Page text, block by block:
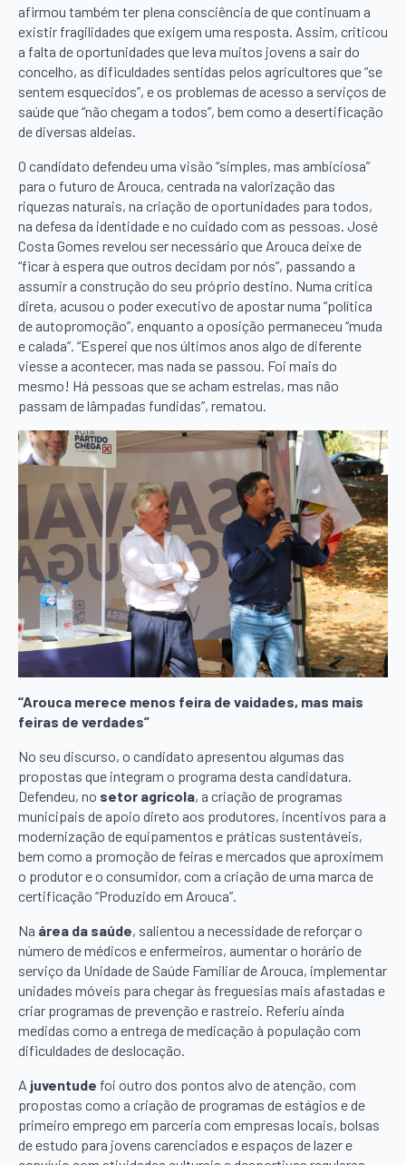
afirmou também ter plena consciência de que continuam a
existir fragilidades que exigem uma resposta. Assim, criticou
a falta de oportunidades que leva muitos jovens a sair do
concelho, as dificuldades sentidas pelos agricultores que “se
sentem esquecidos”, e os problemas de acesso a serviços de
saúde que “não chegam a todos”, bem como a desertificação
de diversas aldeias.
O candidato defendeu uma visão “simples, mas ambiciosa”
para o futuro de Arouca, centrada na valorização das
riquezas naturais, na criação de oportunidades para todos,
na defesa da identidade e no cuidado com as pessoas. José
Costa Gomes revelou ser necessário que Arouca deixe de
“ficar à espera que outros decidam por nós”, passando a
assumir a construção do seu próprio destino. Numa crítica
direta, acusou o poder executivo de apostar numa “política
de autopromoção”, enquanto a oposição permaneceu “muda
e calada”. “Esperei que nos últimos anos algo de diferente
viesse a acontecer, mas nada se passou. Foi mais do
mesmo! Há pessoas que se acham estrelas, mas não
passam de lâmpadas fundidas”, rematou.
“Arouca merece menos feira de vaidades, mas mais
feiras de verdades”
No seu discurso, o candidato apresentou algumas das
propostas que integram o programa desta candidatura.
Defendeu, no setor agrícola, a criação de programas
municipais de apoio direto aos produtores, incentivos para a
modernização de equipamentos e práticas sustentáveis,
bem como a promoção de feiras e mercados que aproximem
o produtor e o consumidor, com a criação de uma marca de
certificação “Produzido em Arouca”.
Na área da saúde, salientou a necessidade de reforçar o
número de médicos e enfermeiros, aumentar o horário de
serviço da Unidade de Saúde Familiar de Arouca, implementar
unidades móveis para chegar às freguesias mais afastadas e
criar programas de prevenção e rastreio. Referiu ainda
medidas como a entrega de medicação à população com
dificuldades de deslocação.
A juventude foi outro dos pontos alvo de atenção, com
propostas como a criação de programas de estágios e de
primeiro emprego em parceria com empresas locais, bolsas
de estudo para jovens carenciados e espaços de lazer e